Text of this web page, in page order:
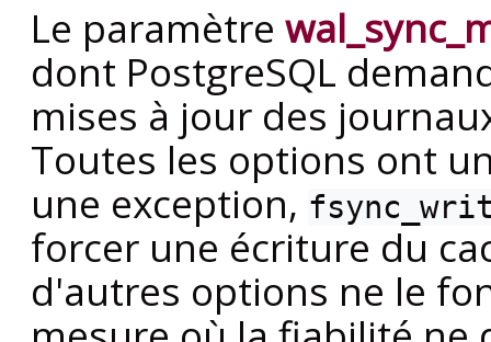
Le paramètre
dont PostgreSQL
mises à jour des
Toutes les options ont
une exception,
forcer une écriture du
d'autres options ne le